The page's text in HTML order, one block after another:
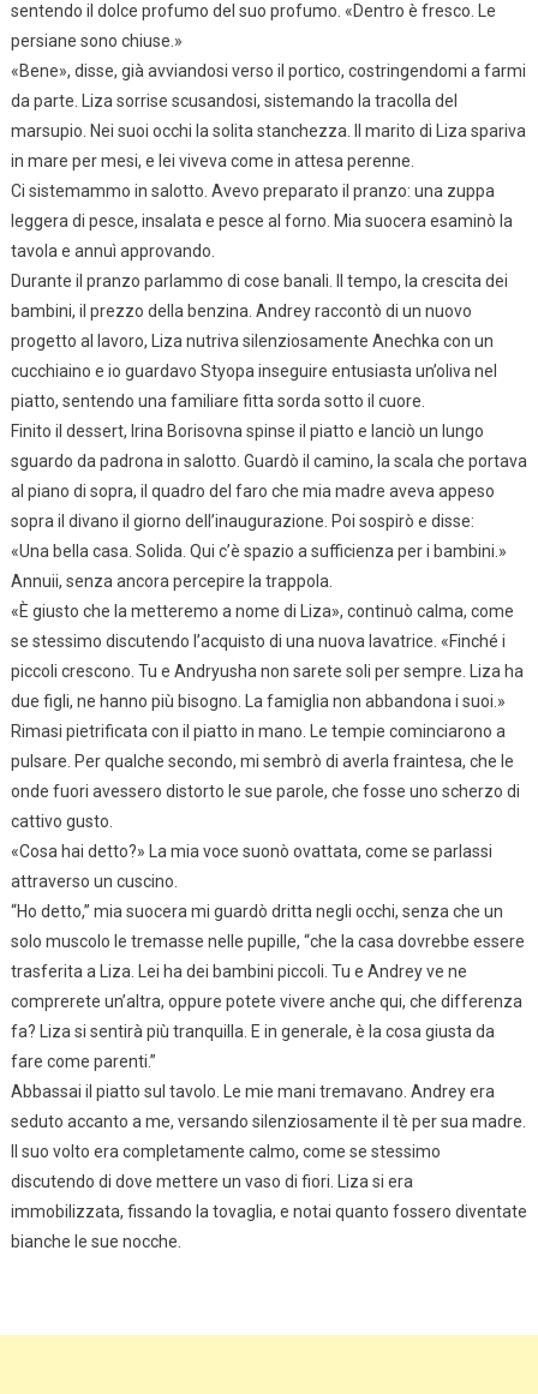
sentendo il dolce profumo del suo profumo. «Dentro è fresco. Le
persiane sono chiuse.»
«Bene», disse, già avviandosi verso il portico, costringendomi a farmi
da parte. Liza sorrise scusandosi, sistemando la tracolla del
marsupio. Nei suoi occhi la solita stanchezza. Il marito di Liza spariva
in mare per mesi, e lei viveva come in attesa perenne.
Ci sistemammo in salotto. Avevo preparato il pranzo: una zuppa
leggera di pesce, insalata e pesce al forno. Mia suocera esaminò la
tavola e annuì approvando.
Durante il pranzo parlammo di cose banali. Il tempo, la crescita dei
bambini, il prezzo della benzina. Andrey raccontò di un nuovo
progetto al lavoro, Liza nutriva silenziosamente Anechka con un
cucchiaino e io guardavo Styopa inseguire entusiasta un’oliva nel
piatto, sentendo una familiare fitta sorda sotto il cuore.
Finito il dessert, Irina Borisovna spinse il piatto e lanciò un lungo
sguardo da padrona in salotto. Guardò il camino, la scala che portava
al piano di sopra, il quadro del faro che mia madre aveva appeso
sopra il divano il giorno dell’inaugurazione. Poi sospirò e disse:
«Una bella casa. Solida. Qui c’è spazio a sufficienza per i bambini.»
Annuii, senza ancora percepire la trappola.
«È giusto che la metteremo a nome di Liza», continuò calma, come
se stessimo discutendo l’acquisto di una nuova lavatrice. «Finché i
piccoli crescono. Tu e Andryusha non sarete soli per sempre. Liza ha
due figli, ne hanno più bisogno. La famiglia non abbandona i suoi.»
Rimasi pietrificata con il piatto in mano. Le tempie cominciarono a
pulsare. Per qualche secondo, mi sembrò di averla fraintesa, che le
onde fuori avessero distorto le sue parole, che fosse uno scherzo di
cattivo gusto.
«Cosa hai detto?» La mia voce suonò ovattata, come se parlassi
attraverso un cuscino.
“Ho detto,” mia suocera mi guardò dritta negli occhi, senza che un
solo muscolo le tremasse nelle pupille, “che la casa dovrebbe essere
trasferita a Liza. Lei ha dei bambini piccoli. Tu e Andrey ve ne
comprerete un’altra, oppure potete vivere anche qui, che differenza
fa? Liza si sentirà più tranquilla. E in generale, è la cosa giusta da
fare come parenti.”
Abbassai il piatto sul tavolo. Le mie mani tremavano. Andrey era
seduto accanto a me, versando silenziosamente il tè per sua madre.
Il suo volto era completamente calmo, come se stessimo
discutendo di dove mettere un vaso di fiori. Liza si era
immobilizzata, fissando la tovaglia, e notai quanto fossero diventate
bianche le sue nocche.